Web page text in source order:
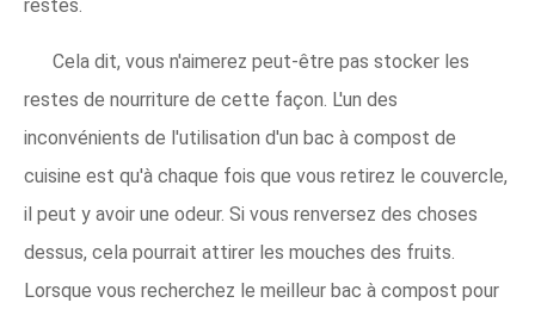
restes.
Cela dit, vous n'aimerez peut-être pas stocker les
restes de nourriture de cette façon. L'un des
inconvénients de l'utilisation d'un bac à compost de
cuisine est qu'à chaque fois que vous retirez le couvercle,
il peut y avoir une odeur. Si vous renversez des choses
dessus, cela pourrait attirer les mouches des fruits.
Lorsque vous recherchez le meilleur bac à compost pour